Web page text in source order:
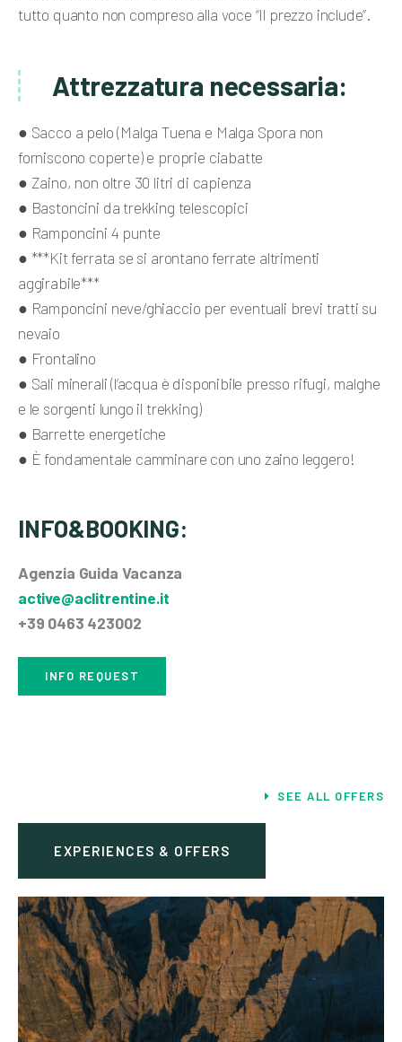
tutto quanto non compreso alla voce “Il prezzo include”.
Attrezzatura necessaria:
● Sacco a pelo (Malga Tuena e Malga Spora non
forniscono coperte) e proprie ciabatte
● Zaino, non oltre 30 litri di capienza
● Bastoncini da trekking telescopici
● Ramponcini 4 punte
● ***Kit ferrata se si arontano ferrate altrimenti
aggirabile***
● Ramponcini neve/ghiaccio per eventuali brevi tratti su
nevaio
● Frontalino
● Sali minerali (l’acqua è disponibile presso rifugi, malghe
e le sorgenti lungo il trekking)
● Barrette energetiche
● È fondamentale camminare con uno zaino leggero!
INFO&BOOKING:
Agenzia Guida Vacanza
active@aclitrentine.it
+39 0463 423002
INFO REQUEST
SEE ALL OFFERS
EXPERIENCES & OFFERS